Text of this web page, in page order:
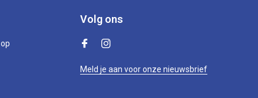
op
Volg ons
Meld je aan voor onze nieuwsbrief